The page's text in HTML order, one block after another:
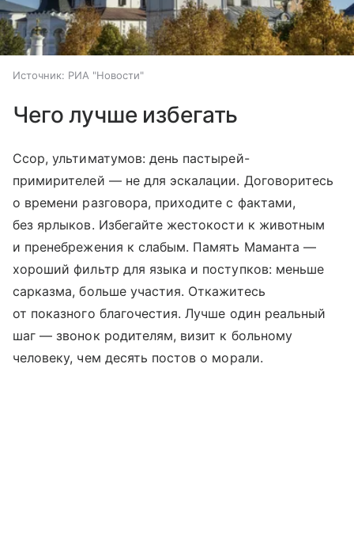
Источник: РИА "Новости"
Чего лучше избегать
Ссор, ультиматумов: день пастырей-
примирителей — не для эскалации. Договоритесь
о времени разговора, приходите с фактами,
без ярлыков. Избегайте жестокости к животным
и пренебрежения к слабым. Память Маманта —
хороший фильтр для языка и поступков: меньше
сарказма, больше участия. Откажитесь
от показного благочестия. Лучше один реальный
шаг — звонок родителям, визит к больному
человеку, чем десять постов о морали.